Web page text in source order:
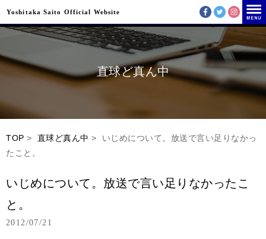
Yoshitaka Saito Official Website
直球ど真ん中
TOP > 直球ど真ん中 > いじめについて。放送で言い足りなかっ
たこと。
いじめについて。放送で言い足りなかったこ
と。
2012/07/21